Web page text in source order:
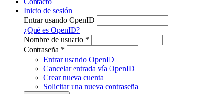
Inicio de sesión
Entrar usando OpenID
¿Qué es OpenID?
Nombre de usuario *
Contraseña *
Entrar usando OpenID
Cancelar entrada vía OpenID
Crear nueva cuenta
Solicitar una nueva contraseña